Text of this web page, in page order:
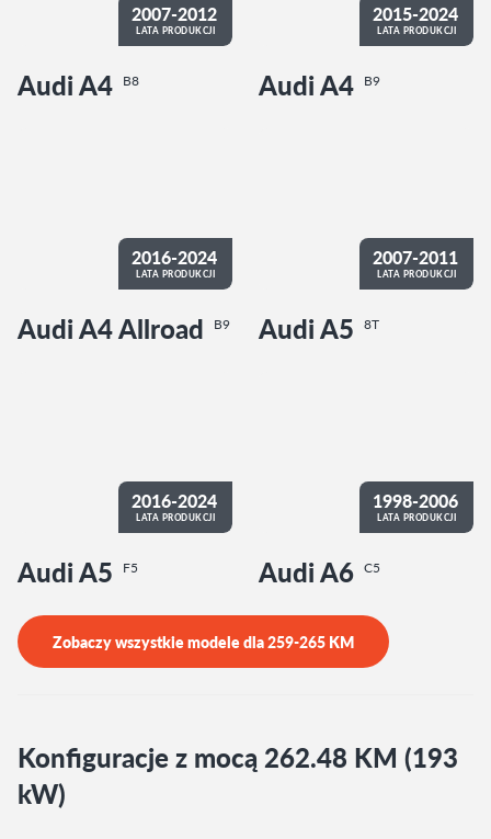
2007-2012
LATA PRODUKCJI
Audi A4 B8
2015-2024
LATA PRODUKCJI
Audi A4 B9
2016-2024
LATA PRODUKCJI
Audi A4 Allroad B9
2007-2011
LATA PRODUKCJI
Audi A5 8T
2016-2024
LATA PRODUKCJI
Audi A5 F5
1998-2006
LATA PRODUKCJI
Audi A6 C5
Zobaczy wszystkie modele dla259-265 KM
Konfiguracje z mocą 262.48 KM (193
kW)